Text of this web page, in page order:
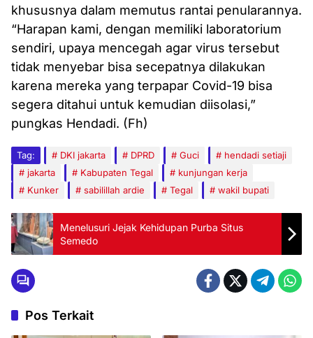
khususnya dalam memutus rantai penularannya.
“Harapan kami, dengan memiliki laboratorium
sendiri, upaya mencegah agar virus tersebut
tidak menyebar bisa secepatnya dilakukan
karena mereka yang terpapar Covid-19 bisa
segera ditahui untuk kemudian diisolasi,”
pungkas Hendadi. (Fh)
Tag: DKI jakarta DPRD Guci
hendadi setiaji
jakarta
Kabupaten Tegal
kunjungan kerja
Kunker
sabilillah ardie Tegal wakil bupati
Menelusuri Jejak Kehidupan Purba Situs
Semedo
Pos Terkait